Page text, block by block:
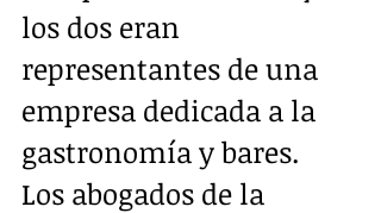
los dos eran
representantes de una
empresa dedicada a la
gastronomía y bares.
Los abogados de la